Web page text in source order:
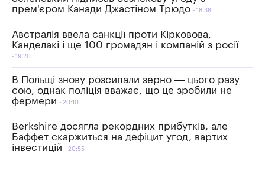
прем'єром Канади Джастіном Трюдо
18:38
Австралія ввела санкції проти Кірковова,
Канделакі і ще 100 громадян і компаній з росії
19:20
В Польщі знову розсипали зерно — цього разу
сою, однак поліція вважає, що це зробили не
фермери
20:10
Berkshire досягла рекордних прибутків, але
Баффет скаржиться на дефіцит угод, вартих
інвестицій
20:55